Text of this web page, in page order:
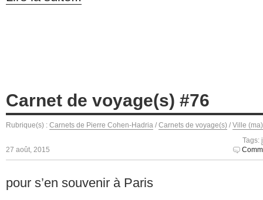
Carnet de voyage(s) #76
Rubrique(s) : Carnets de Pierre Cohen-Hadria / Carnets de voyage(s) / Ville
Tags:
27 août, 2015
pour s’en souvenir à Paris